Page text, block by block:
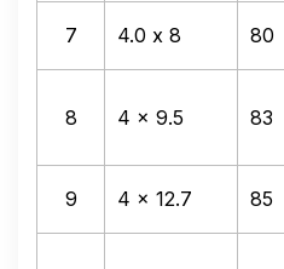
7 4.0 x 8 80
8 4 x 9.5 83
9 4 x 12.7 85